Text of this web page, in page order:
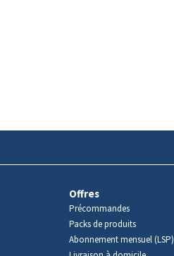
Offres
Précommandes
Packs de produits
Abonnement mensuel (LSP)